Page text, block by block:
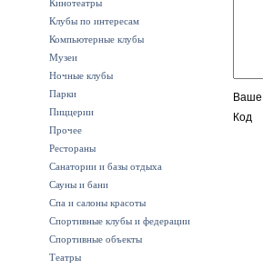
Кинотеатры
Клубы по интересам
Компьютерные клубы
Музеи
Ночные клубы
Парки
Пиццерии
Прочее
Рестораны
Санатории и базы отдыха
Сауны и бани
Спа и салоны красоты
Спортивные клубы и федерации
Спортивные объекты
Театры
Код